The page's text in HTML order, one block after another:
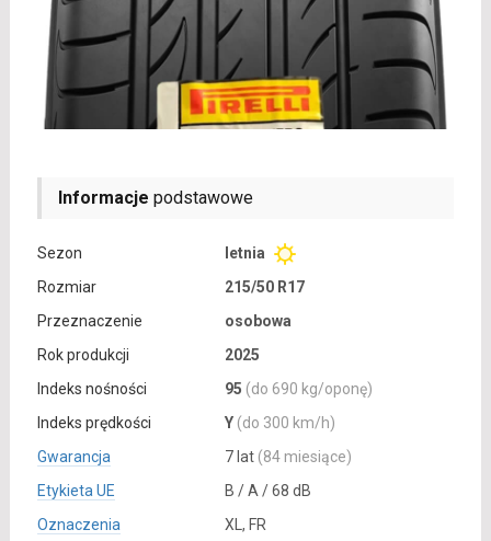
Informacje podstawowe
Sezon
letnia
Rozmiar
215/50 R17
Przeznaczenie
osobowa
Rok produkcji
2025
Indeks nośności
95 (do 690 kg/oponę)
Indeks prędkości
Y (do 300 km/h)
Gwarancja
7 lat (84 miesiące)
Etykieta UE
B / A / 68 dB
Oznaczenia
XL, FR